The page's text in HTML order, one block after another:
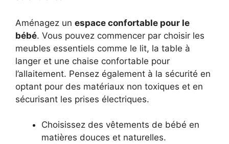
Aménagez un espace confortable pour le
bébé. Vous pouvez commencer par choisir les
meubles essentiels comme le lit, la table à
langer et une chaise confortable pour
l’allaitement. Pensez également à la sécurité en
optant pour des matériaux non toxiques et en
sécurisant les prises électriques.
Choisissez des vêtements de bébé en
matières douces et naturelles.